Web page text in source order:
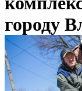
городу